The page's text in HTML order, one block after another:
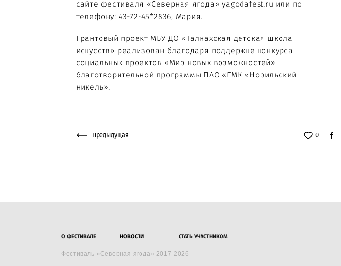
сайте фестиваля «Северная ягода» yagodafest.ru или по
телефону: 43-72-45*2836, Мария.
Грантовый проект МБУ ДО «Талнахская детская школа
искусств» реализован благодаря поддержке конкурса
социальных проектов «Мир новых возможностей»
благотворительной программы ПАО «ГМК «Норильский
никель».
0
Предыдущая
О ФЕСТИВАЛЕ НОВОСТИ СТАТЬ УЧАСТНИКОМ
Фестиваль «Северная ягода» 2017-2026